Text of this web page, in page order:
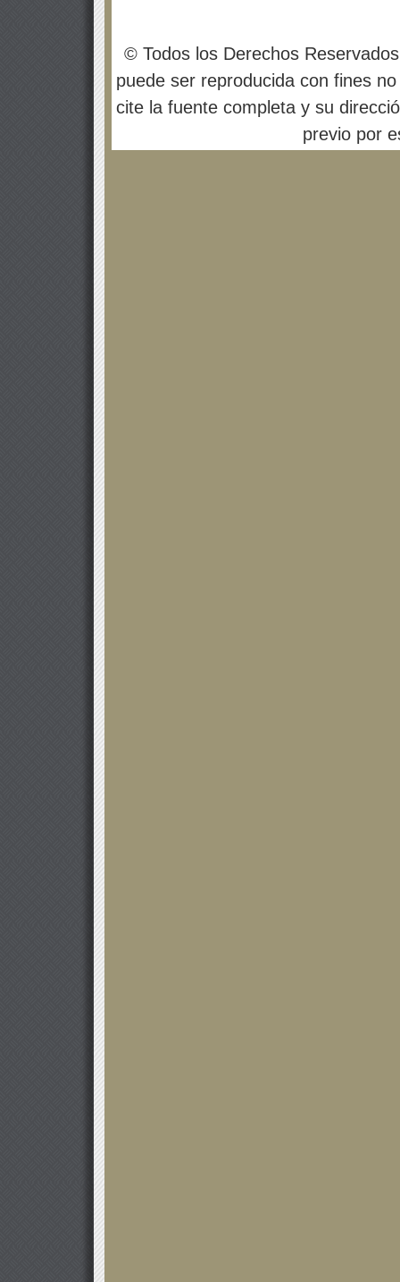
© Todos los Derechos
puede ser reproducida con fines
cite la fuente completa y su
previo por